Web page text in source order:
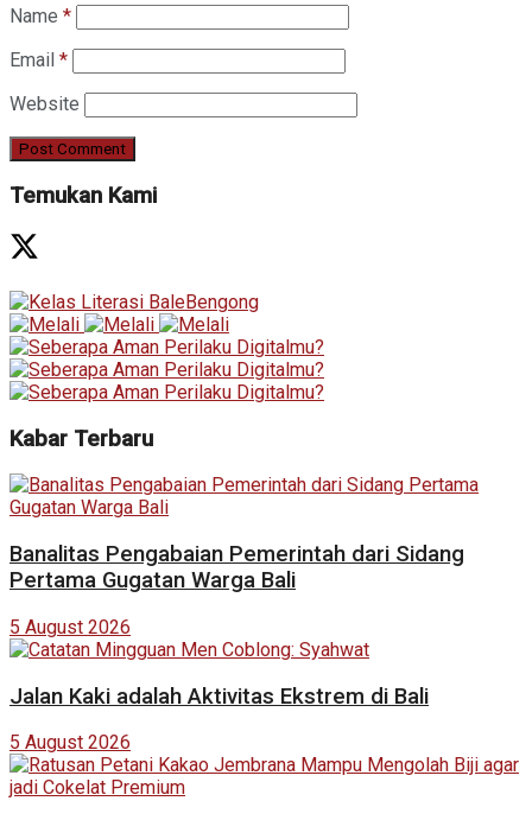
Name *
Email *
Website
Temukan Kami
Kabar Terbaru
Banalitas Pengabaian Pemerintah dari Sidang
Pertama Gugatan Warga Bali
5 August 2026
Jalan Kaki adalah Aktivitas Ekstrem di Bali
5 August 2026